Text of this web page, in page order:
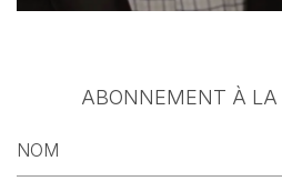
ABONNEMENT À LA